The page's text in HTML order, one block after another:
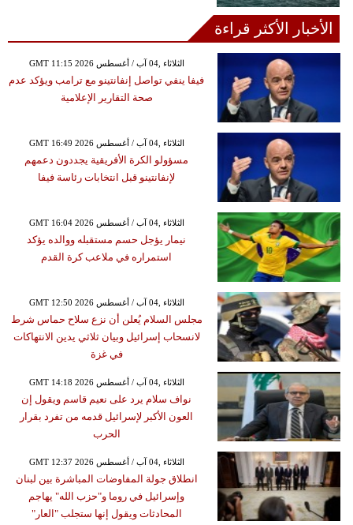
الأخبار الأكثر قراءة
GMT 11:15 2026 الثلاثاء ,04 آب / أغسطس
فيفا ينفي تواصل إنفانتينو مع ترامب ويؤكد عدم
صحة التقارير الإعلامية
GMT 16:49 2026 الثلاثاء ,04 آب / أغسطس
مسؤولو الكرة الأفريقية يجددون دعمهم
لإنفانتينو قبل انتخابات رئاسة فيفا
GMT 16:04 2026 الثلاثاء ,04 آب / أغسطس
نيمار يؤجل حسم مستقبله ووالده يؤكد
استمراره في ملاعب كرة القدم
GMT 12:50 2026 الثلاثاء ,04 آب / أغسطس
مجلس السلام يُعلن أن نزع سلاح حماس شرط
لانسحاب إسرائيل وبيان ثلاثي يدين الانتهاكات
في غزة
GMT 14:18 2026 الثلاثاء ,04 آب / أغسطس
نواف سلام يرد على نعيم قاسم ويقول إن
العون الأكبر لإسرائيل قدمه من تفرد بقرار
الحرب
GMT 12:37 2026 الثلاثاء ,04 آب / أغسطس
انطلاق جولة المفاوضات المباشرة بين لبنان
وإسرائيل في روما و"حزب الله" يهاجم
المحادثات ويقول إنها ستجلب "العار"